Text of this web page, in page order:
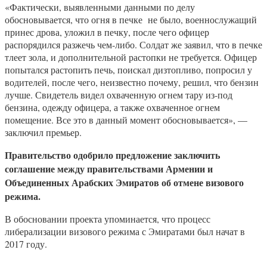
«Фактически, выявленными данными по делу
обосновывается, что огня в печке не было, военнослужащий
принес дрова, уложил в печку, после чего офицер
распорядился разжечь чем-либо. Солдат же заявил, что в печке
тлеет зола, и дополнительной растопки не требуется. Офицер
попытался растопить печь, поискал дизтопливо, попросил у
водителей, после чего, неизвестно почему, решил, что бензин
лучше. Свидетель видел охваченную огнем тару из-под
бензина, одежду офицера, а также охваченное огнем
помещение. Все это в данный момент обосновывается», —
заключил премьер.
Правительство одобрило предложение заключить
соглашение между правительствами Армении и
Объединенных Арабских Эмиратов об отмене визового
режима.
В обосновании проекта упоминается, что процесс
либерализации визового режима с Эмиратами был начат в
2017 году.